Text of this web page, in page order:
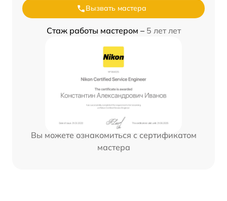
Вызвать мастера
Стаж работы мастером – 5 лет лет
Вы можете ознакомиться с сертификатом
мастера